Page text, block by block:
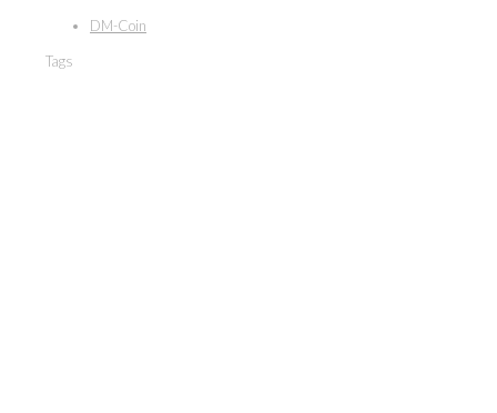
DM-Coin
Tags